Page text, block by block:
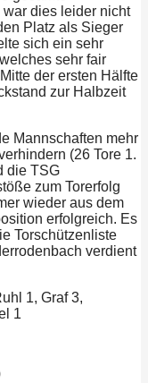
dies leider nicht
Platz als Sieger
sich ein sehr
sehr fair
der ersten Hälfte
zur Halbzeit
Mannschaften mehr
(26 Tore 1.
die TSG
zum Torerfolg
wieder aus dem
erfolgreich. Es
Torschützenliste
verdient
1, Graf 3,
1